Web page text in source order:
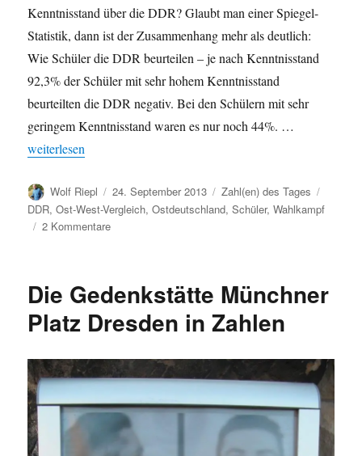
Kenntnisstand über die DDR? Glaubt man einer Spiegel-
Statistik, dann ist der Zusammenhang mehr als deutlich:
Wie Schüler die DDR beurteilen – je nach Kenntnisstand
92,3% der Schüler mit sehr hohem Kenntnisstand
beurteilten die DDR negativ. Bei den Schülern mit sehr
geringem Kenntnisstand waren es nur noch 44%. …
„Beurteilung der DDR: Schulwissen und Ost-West-Unterschiede“
weiterlesen
Autor
Wolf Riepl
Veröffentlicht
am
24. September 2013 Kategorien
Zahl(en) des Tages
DDR,Ost-West-Vergleich,Ostdeutschland,Schüler,Wahlkampf
2 Kommentarezu
Schulwissen
Ost-
Unterschiede
Die Gedenkstätte Münchner
Platz Dresden in Zahlen